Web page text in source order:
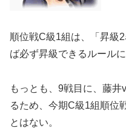
順位戦C級1組は、「昇級
ば必ず昇級できるルールに
もっとも、9戦目に、藤
るため、今期C級1組順位
とはない。